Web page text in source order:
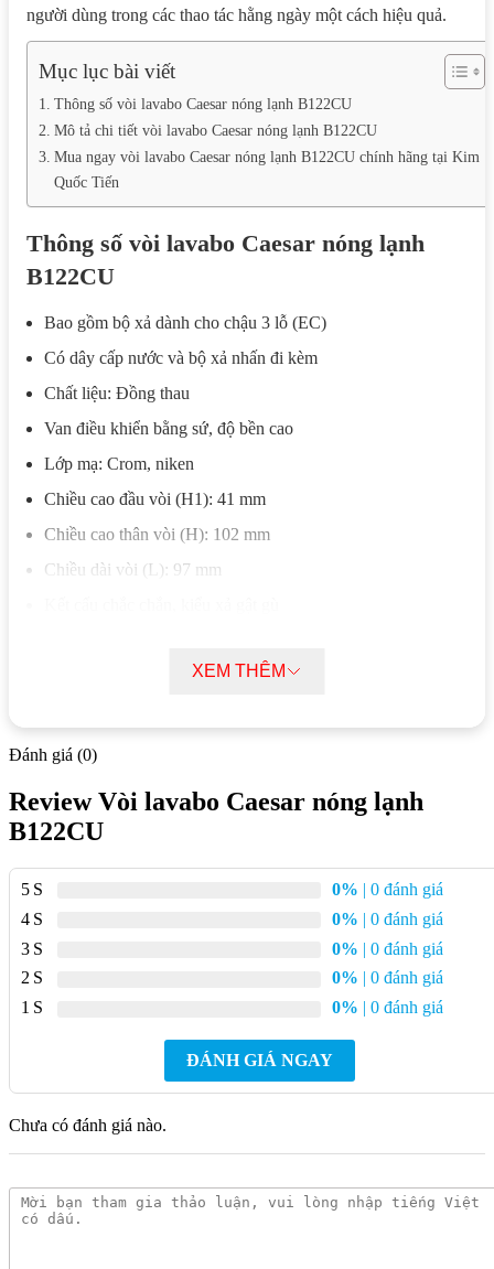
người dùng trong các thao tác hằng ngày một cách hiệu quả.
Mục lục bài viết
Thông số vòi lavabo Caesar nóng lạnh B122CU
Mô tả chi tiết vòi lavabo Caesar nóng lạnh B122CU
Mua ngay vòi lavabo Caesar nóng lạnh B122CU chính hãng tại Kim
Quốc Tiến
Thông số vòi lavabo Caesar nóng lạnh
B122CU
Bao gồm bộ xả dành cho chậu 3 lỗ (EC)
Có dây cấp nước và bộ xả nhấn đi kèm
Chất liệu: Đồng thau
Van điều khiển bằng sứ, độ bền cao
Lớp mạ: Crom, niken
Chiều cao đầu vòi (H1): 41 mm
Chiều cao thân vòi (H): 102 mm
Chiều dài vòi (L): 97 mm
Mô tả chi tiết vòi lavabo Caesar nóng lạnh
nhiệt độ nước phù hợp với nhu cầu sử dụng trong mọi điều
Bộ xả nhấn tiện dụng
: Cho phép thoát nước nhanh chóng
chỉ với một thao tác nhấn nhẹ, tiết kiệm thời gian và hạn chế
tắc nghẽn.
: Vận hành êm ái, chống rò rỉ nước hiệu quả,
giúp tăng tuổi thọ sản phẩm và tiết kiệm tài nguyên nước.
: Tăng khả năng
chống ăn mòn, giữ độ sáng bóng lâu dài và dễ lau chùi.
: Đảm bảo tính đồng bộ, giúp việc lắp
đặt thuận tiện, hạn chế sự cố rò rỉ do không tương thích phụ
chắc chắn và ổn định trong quá trình sử dụng.
B122CU chính hãng tại Kim Quốc Tiến
XEM THÊM
Đánh giá (0)
Review Vòi lavabo Caesar nóng lạnh
B122CU
5 0% | 0 đánh giá
4
0% | 0 đánh giá
3
0% | 0 đánh giá
2
0% | 0 đánh giá
1
0% | 0 đánh giá
ĐÁNH GIÁ NGAY
Chưa có đánh giá nào.